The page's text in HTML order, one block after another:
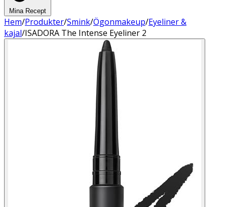
Mina Recept
Hem/Produkter/Smink/Ögonmakeup/Eyeliner &
kajal/ISADORA The Intense Eyeliner 2